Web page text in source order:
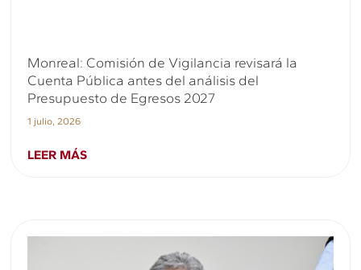
Monreal: Comisión de Vigilancia revisará la
Cuenta Pública antes del análisis del
Presupuesto de Egresos 2027
1 julio, 2026
LEER MÁS